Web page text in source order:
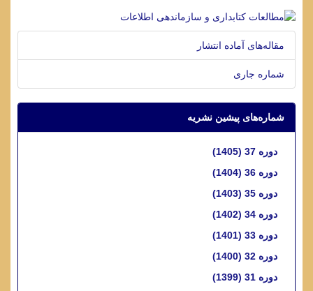
مقاله‌های آماده انتشار
شماره جاری
شماره‌های پیشین نشریه
دوره 37 (1405)
دوره 36 (1404)
دوره 35 (1403)
دوره 34 (1402)
دوره 33 (1401)
دوره 32 (1400)
دوره 31 (1399)